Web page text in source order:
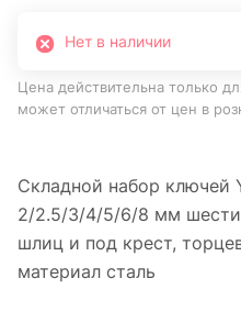
Нет в наличии
Цена действительна только
может отличаться от цен в
Складной набор ключей
2/2.5/3/4/5/6/8 мм
шлиц и под крест,
материал сталь